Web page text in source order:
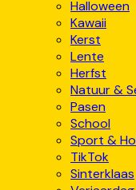
Halloween
Kawaii
Kerst
Lente
Herfst
Natuur &
Pasen
School
Sport &
TikTok
Sinterklaas